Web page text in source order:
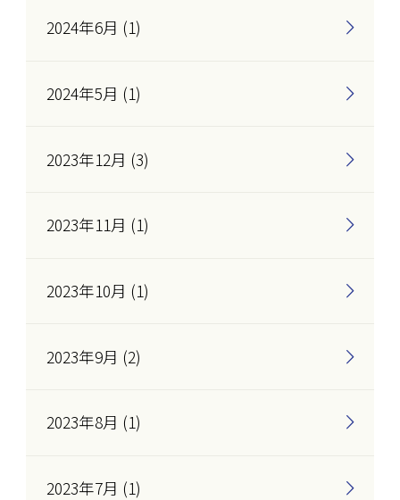
2024年6月 (1)
2024年5月 (1)
2023年12月 (3)
2023年11月 (1)
2023年10月 (1)
2023年9月 (2)
2023年8月 (1)
2023年7月 (1)